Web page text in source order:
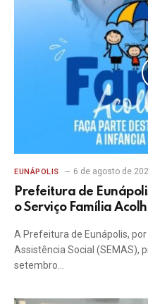
EUNÁPOLIS 6 de agosto de
Prefeitura de
o Serviço Família
A Prefeitura de Eunápolis,
Assistência Social (SEMAS),
setembro…